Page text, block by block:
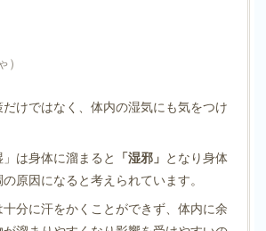
けではなく、体内の湿気にも気をつけ
は身体に溜まると 「湿邪」 となり身体
原因になると考えられています。
分に汗をかくことができず、体内に余